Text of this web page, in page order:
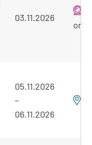
03.11.2026
05.11.2026
–
06.11.2026